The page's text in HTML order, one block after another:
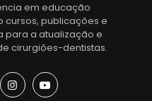
em educação
publicações e
para a atualização e
cirurgiões-dentistas.